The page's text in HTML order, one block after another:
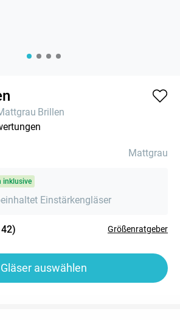
Brillen
Mattgrau
inklusive
Einstärkengläser
) Größenratgeber
Gläser auswählen